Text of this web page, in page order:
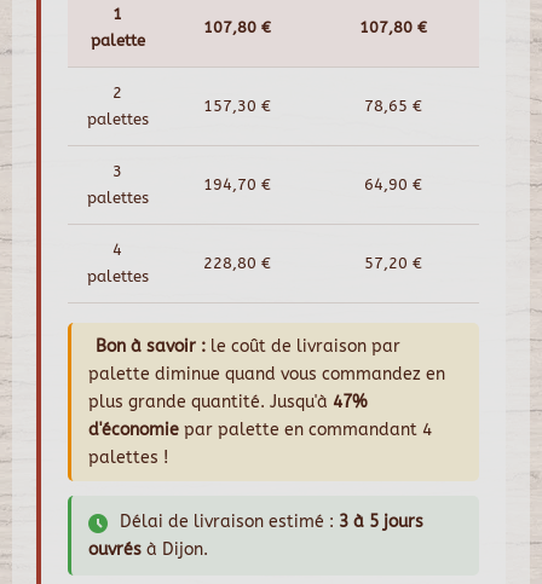
1
palette
107,80 € 107,80 €
2
palettes
157,30 € 78,65 €
3
palettes
194,70 € 64,90 €
4
palettes
228,80 € 57,20 €
Bon à savoir : le coût de livraison par
palette diminue quand vous commandez en
plus grande quantité. Jusqu'à 47%
d'économie par palette en commandant 4
palettes !
Délai de livraison estimé : 3 à 5 jours
ouvrés à Dijon.